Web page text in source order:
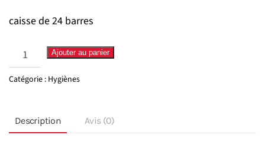
caisse de 24 barres
quantité
de
Savon
Ajouter au panier
Catégorie : Hygiènes
Description Avis (0)